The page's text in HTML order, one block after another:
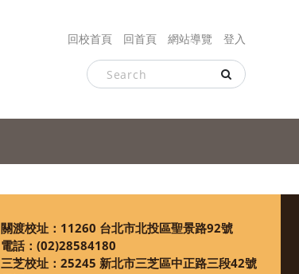
回校首頁 回首頁 網站導覽 登入
關渡校址：11260 台北市北投區聖景路92號
電話： (02)28584180
三芝校址：25245 新北市三芝區中正路三段42號